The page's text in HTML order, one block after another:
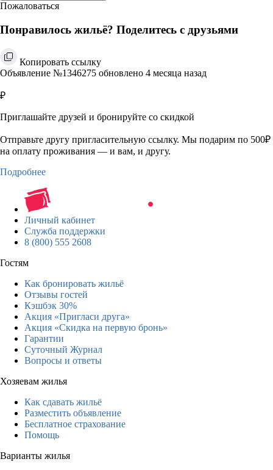
Пожаловаться
Понравилось жильё? Поделитесь с друзьями
Копировать ссылку
Объявление №1346275 обновлено 4 месяца назад
₽
Приглашайте друзей и бронируйте со скидкой
Отправьте другу пригласительную ссылку. Мы подарим по 500₽
на оплату проживания — и вам, и другу.
Подробнее
Личный кабинет
Служба поддержки
8 (800) 555 2608
Гостям
Как бронировать жильё
Отзывы гостей
Кэшбэк 30%
Акция «Пригласи друга»
Акция «Скидка на первую бронь»
Гарантии
Суточный Журнал
Вопросы и ответы
Хозяевам жилья
Как сдавать жильё
Разместить объявление
Бесплатное страхование
Помощь
Варианты жилья